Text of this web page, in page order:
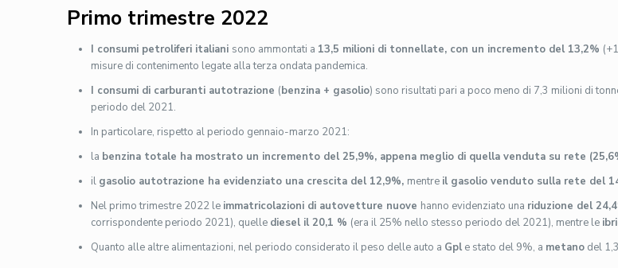
Primo trimestre 2022
I consumi petroliferi italiani sono ammontati a 13,5 milioni di tonnellate, con un incremento del 13,2%
misure di contenimento legate alla terza ondata pandemica.
I consumi di carburanti autotrazione (benzina + gasolio) sono risultati pari a poco meno di 7,3 milioni di
periodo del 2021.
In particolare, rispetto al periodo gennaio-marzo 2021:
la benzina totale ha mostrato un incremento del 25,9%, appena meglio di quella venduta su rete
il gasolio autotrazione ha evidenziato una crescita del 12,9%, mentre il gasolio venduto sulla rete del
Nel primo trimestre 2022 le immatricolazioni di autovetture nuove hanno evidenziato una riduzione del 24,4
corrispondente periodo 2021), quelle diesel il 20,1 % (era il 25% nello stesso periodo del 2021), mentre le
Quanto alle altre alimentazioni, nel periodo considerato il peso delle auto a Gpl e stato del 9%, a metano del